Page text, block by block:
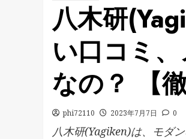
八木研
い口コミ
なの？ 【徹
phi72110 2023年7月7日 0
八木研(Yagiken)は、モダ